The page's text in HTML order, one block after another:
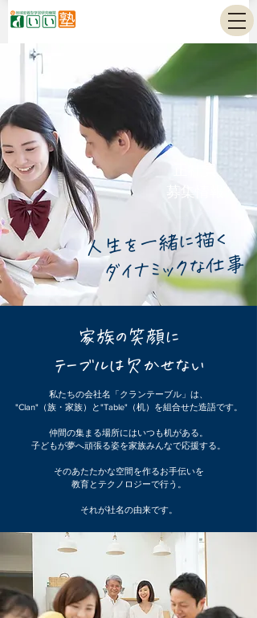
募集情報
人生を​一緒に描く
​ダイナミックな仕事
家族の笑顔に
テーブルは欠かせない
私たちの会社名「クランテーブル」は、
"Clan"（族・家族）と"Table"（机）を組合せた造語です。
仲間の集まる場所にはいつも机がある。
子どもが夢へ頑張る姿を家族みんなで応援する。
そのあたたかな空間を作るお手伝いを
教育とテクノロジーで行う。
​それが社名の由来です。